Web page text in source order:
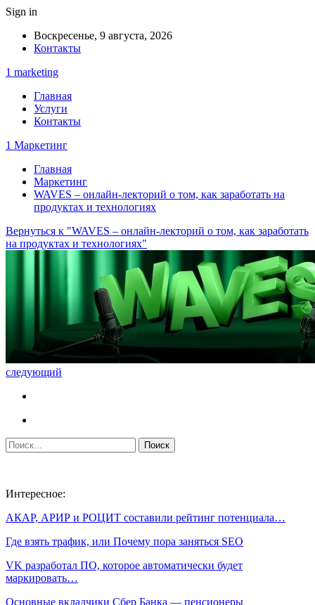
Sign in
Воскресенье, 9 августа, 2026
Контакты
1 marketing
Главная
Услуги
Контакты
1 Маркетинг
Главная
Маркетинг
WAVES – онлайн-лекторий о том, как заработать на
продуктах и технологиях
Вернуться к "WAVES – онлайн-лекторий о том, как заработать
на продуктах и технологиях"
следующий
Интересное:
АКАР, АРИР и РОЦИТ составили рейтинг потенциала…
Где взять трафик, или Почему пора заняться SEO
VK разработал ПО, которое автоматически будет
маркировать…
Основные вкладчики Сбер Банка — пенсионеры